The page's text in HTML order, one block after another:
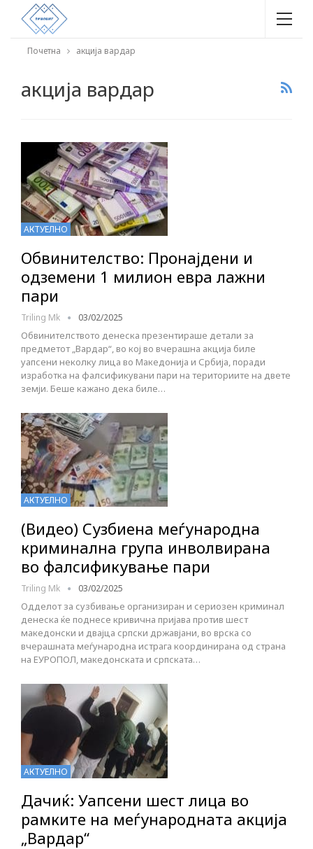
Почетна акција вардар
акција вардар
АКТУЕЛНО
Обвинителство: Пронајдени и
одземени 1 милион евра лажни
пари
Triling Mk 03/02/2025
Обвинителството денеска презентираше детали за
предметот „Вардар“, во кој во вчерашна акција биле
уапсени неколку лица во Македонија и Србија, поради
изработка на фалсификувани пари на териториите на двете
земји. Беше кажано дека биле…
АКТУЕЛНО
(Видео) Сузбиена меѓународна
криминална група инволвирана
во фалсификување пари
Triling Mk 03/02/2025
Одделот за сузбивање организиран и сериозен криминал
денеска ќе поднесе кривична пријава против шест
македонски и двајца српски државјани, во врска со
вчерашната меѓународна истрага координирана од страна
на ЕУРОПОЛ, македонската и српската…
АКТУЕЛНО
Дачиќ: Уапсени шест лица во
рамките на меѓународната акција
„Вардар“